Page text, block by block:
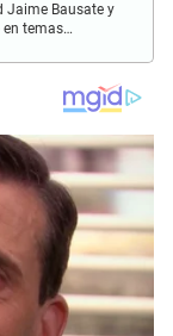
Jaime Bausate y
en temas